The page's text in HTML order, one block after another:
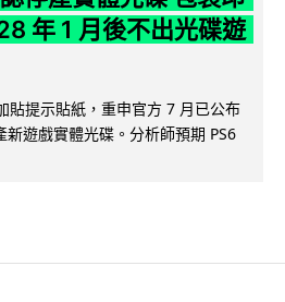
年 1 月後不出光碟遊
貼提示貼紙，重申官方 7 月已公布
遊戲實體光碟。分析師預期 PS6